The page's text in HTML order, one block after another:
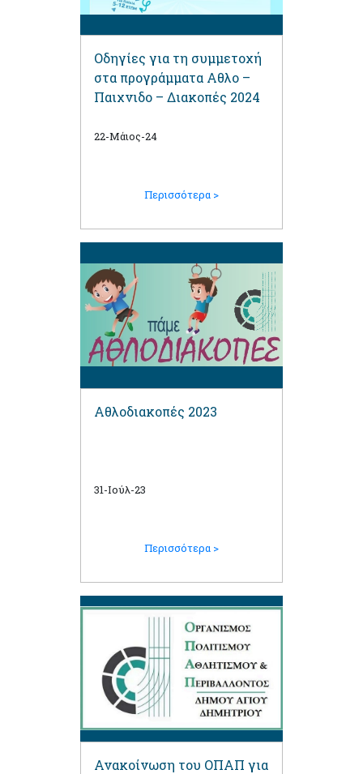
Οδηγίες για τη συμμετοχή
στα προγράμματα Αθλο –
Παιχνιδο – Διακοπές 2024
22-Μάιος-24
Περισσότερα >
Αθλοδιακοπές 2023
31-Ιούλ-23
Περισσότερα >
Ανακοίνωση του ΟΠΑΠ για